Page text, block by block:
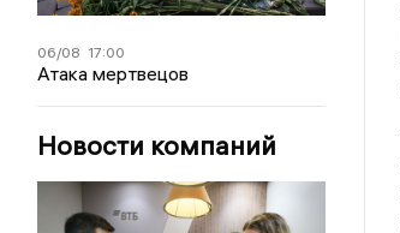
06/08 17:00
Атака мертвецов
Новости компаний